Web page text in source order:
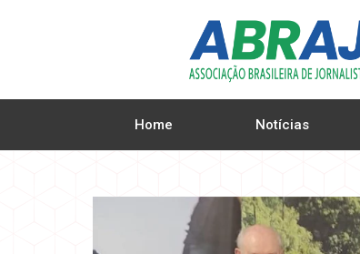
Home Notícias